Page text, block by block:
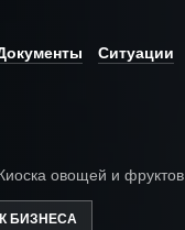
Ситуации
овощей и фруктов
БИЗНЕСА